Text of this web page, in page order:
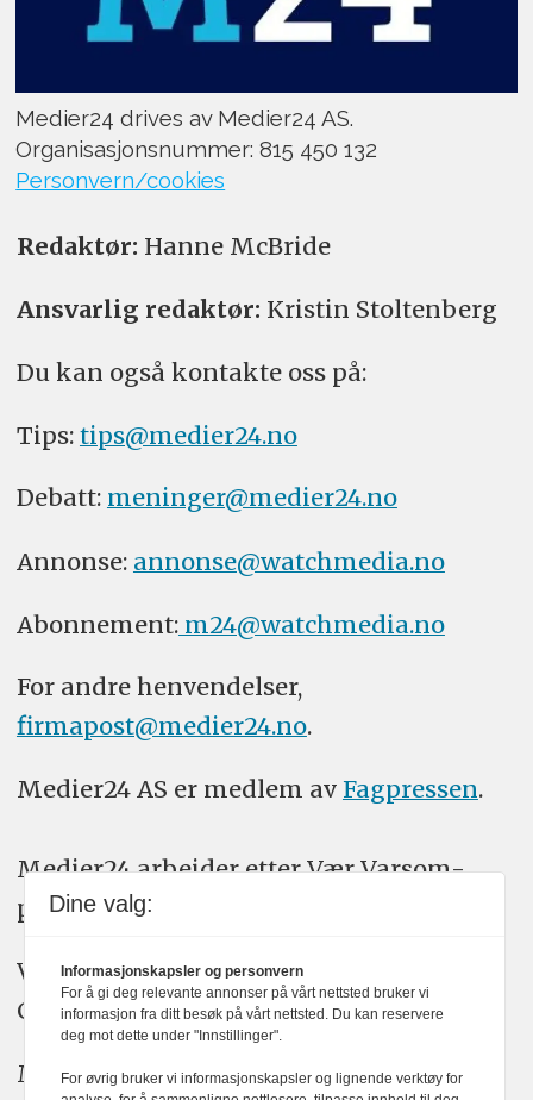
Medier24 drives av Medier24 AS.
Organisasjonsnummer: 815 450 132
Personvern/cookies
Redaktør: Hanne McBride
Ansvarlig redaktør: Kristin Stoltenberg
Du kan også kontakte oss på:
Tips: tips@medier24.no
Debatt: meninger@medier24.no
Annonse: annonse@watchmedia.no
Abonnement:m24@watchmedia.no
For andre henvendelser,
firmapost@medier24.no.
Medier24 AS er medlem av Fagpressen.
Medier24 arbeider etter Vær Varsom-
plakatens regler for god presseskikk.
Vi bruker KI-verktøy som ChatGPT,
Claude, og Gemini i journalistikken vår.
Medier24s redaksjon har alltid det fulle
Dine valg:
Informasjonskapsler og personvern
For å gi deg relevante annonser på vårt nettsted bruker vi
informasjon fra ditt besøk på vårt nettsted. Du kan reservere
deg mot dette under "Innstillinger".
For øvrig bruker vi informasjonskapsler og lignende verktøy for